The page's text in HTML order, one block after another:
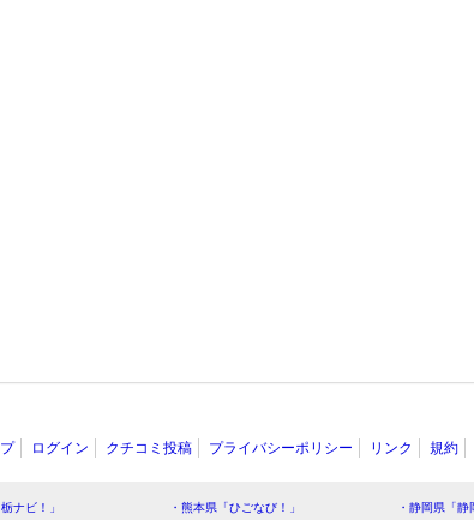
ログイン クチコミ投稿 プライバシーポリシー リンク 規約
ナビ！」 ・熊本県「ひごなび！」 ・静岡県「静